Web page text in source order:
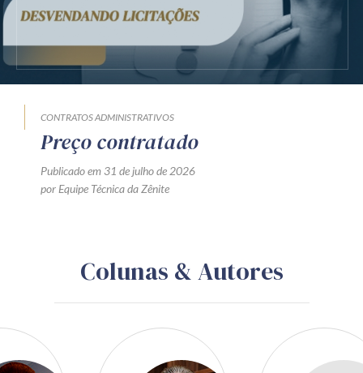
CONTRATOS ADMINISTRATIVOS
Preço contratado
Publicado em 31 de julho de 2026
por Equipe Técnica da Zênite
Colunas & Autores